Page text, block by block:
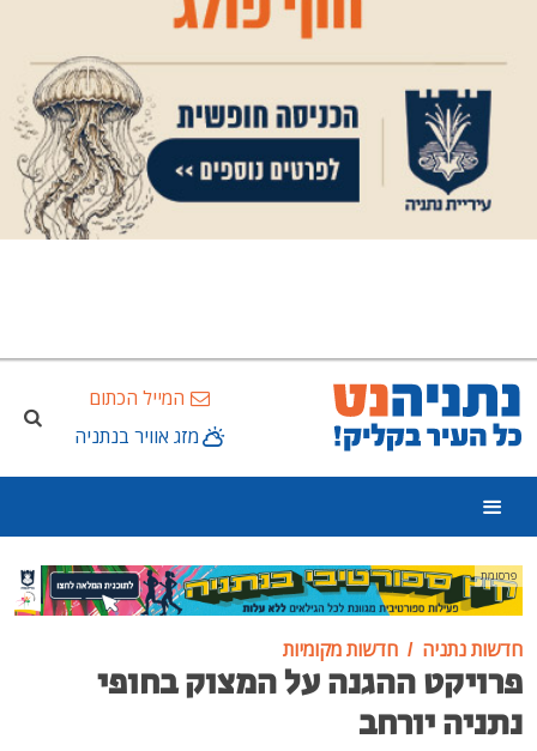
המייל הכתום
מזג אוויר בנתניה
פרסומת
חדשות נתניה חדשות מקומיות
פרויקט ההגנה על המצוק בחופי
נתניה יורחב